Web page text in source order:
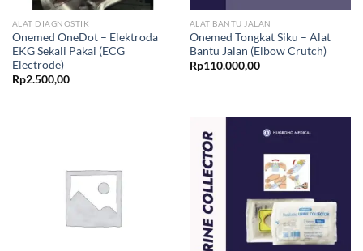
ALAT DIAGNOSTIK
Onemed OneDot – Elektroda
EKG Sekali Pakai (ECG
Electrode)
Rp2.500,00
ALAT BANTU JALAN
Onemed Tongkat Siku – Alat
Bantu Jalan (Elbow Crutch)
Rp110.000,00